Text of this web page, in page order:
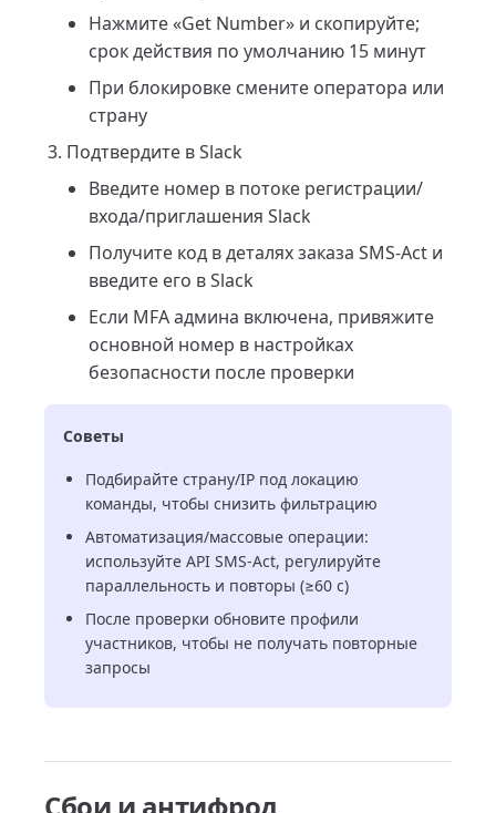
Нажмите «Get Number» и скопируйте;
срок действия по умолчанию 15 минут
При блокировке смените оператора или
страну
Подтвердите в Slack
Введите номер в потоке регистрации/
входа/приглашения Slack
Получите код в деталях заказа SMS-Act и
введите его в Slack
Если MFA админа включена, привяжите
основной номер в настройках
безопасности после проверки
Советы
Подбирайте страну/IP под локацию
команды, чтобы снизить фильтрацию
Автоматизация/массовые операции:
используйте API SMS-Act, регулируйте
параллельность и повторы (≥60 c)
После проверки обновите профили
участников, чтобы не получать повторные
запросы